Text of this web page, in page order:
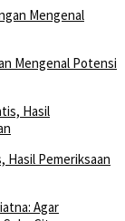
Mengenal Potensi
Hasil Pemeriksaan